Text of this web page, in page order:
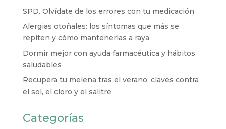
SPD. Olvídate de los errores con tu medicación
Alergias otoñales: los síntomas que más se
repiten y cómo mantenerlas a raya
Dormir mejor con ayuda farmacéutica y hábitos
saludables
Recupera tu melena tras el verano: claves contra
el sol, el cloro y el salitre
Categorías